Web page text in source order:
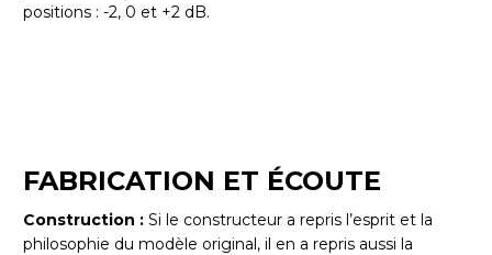
positions : -2, 0 et +2 dB.
FABRICATION ET ÉCOUTE
Construction : Si le constructeur a repris l’esprit et la
philosophie du modèle original, il en a repris aussi la